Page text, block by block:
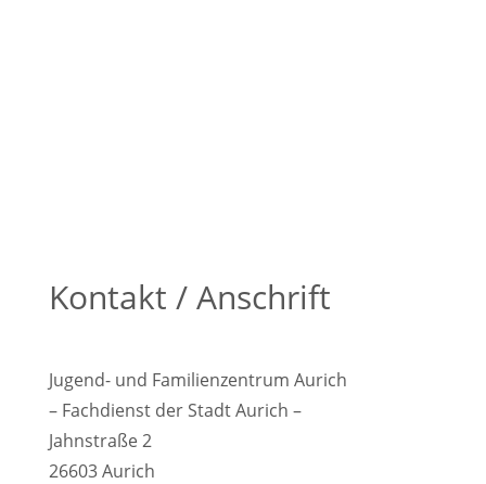
Kontakt / Anschrift
Jugend- und Familienzentrum Aurich
– Fachdienst der Stadt Aurich –
Jahnstraße 2
26603 Aurich